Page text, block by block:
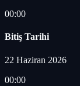
00:00
Bitiş Tarihi
22 Haziran 2026
00:00